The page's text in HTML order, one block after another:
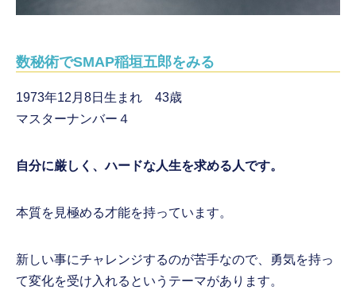
数秘術でSMAP稲垣五郎をみる
1973年12月8日生まれ 43歳
マスターナンバー４
自分に厳しく、ハードな人生を求める人です。
本質を見極める才能を持っています。
新しい事にチャレンジするのが苦手なので、勇気を持っ
て変化を受け入れるというテーマがあります。